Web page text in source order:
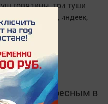
говядины, три туши
тушек гусей, индеек,
в разделе
и интересным в